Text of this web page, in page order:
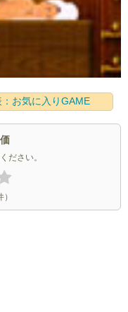
：お気に入りGAME
ださい。
）